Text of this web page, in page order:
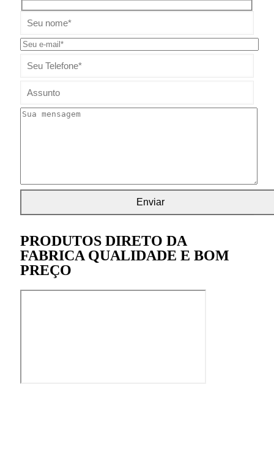
PRODUTOS DIRETO DA
FABRICA QUALIDADE E BOM
PREÇO